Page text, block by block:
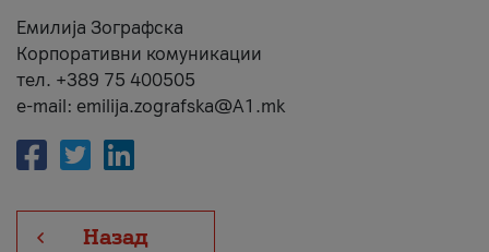
Емилија Зографска
Корпоративни комуникации
тел. +389 75 400505
e-mail: emilija.zografska@A1.mk
Назад